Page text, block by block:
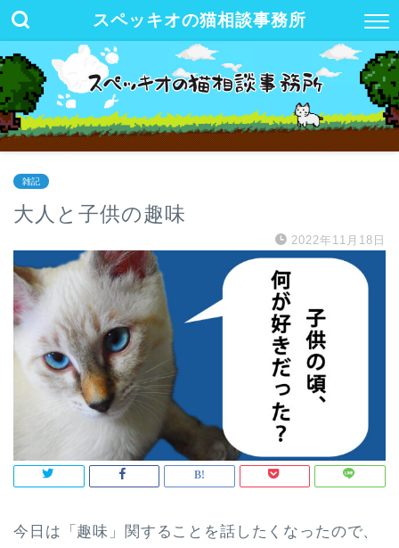
スペッキオの猫相談事務所
雑記
大人と子供の趣味
2022年11月18日
今日は「趣味」関することを話したくなったので、